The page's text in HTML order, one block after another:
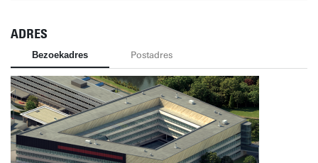
ADRES
Bezoekadres Postadres